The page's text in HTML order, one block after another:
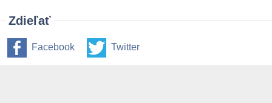
Zdieľať
Facebook Twitter